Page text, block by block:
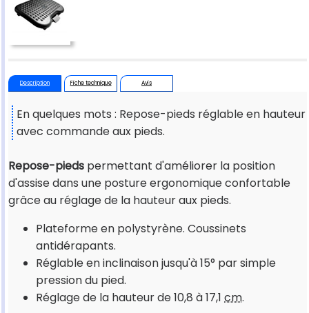
Description Fiche technique Avis
En quelques mots : Repose-pieds réglable en hauteur
avec commande aux pieds.
Repose-pieds permettant d'améliorer la position
d'assise dans une posture ergonomique confortable
grâce au réglage de la hauteur aux pieds.
Plateforme en polystyrène. Coussinets
antidérapants.
Réglable en inclinaison jusqu'à 15° par simple
pression du pied.
Réglage de la hauteur de 10,8 à 17,1 cm.